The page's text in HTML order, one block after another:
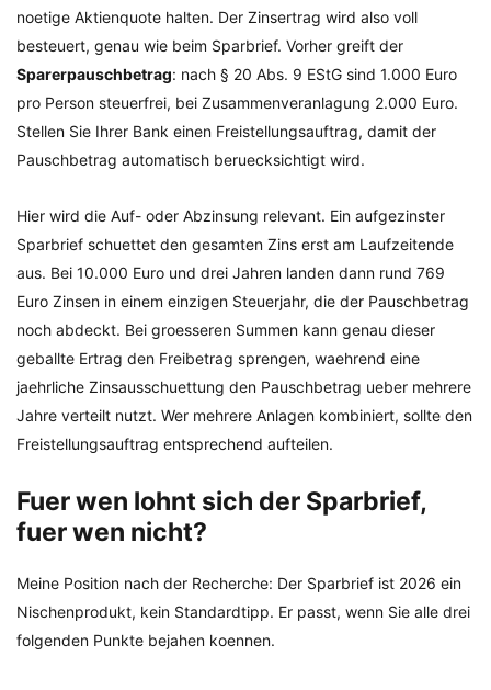
noetige Aktienquote halten. Der Zinsertrag wird also voll
besteuert, genau wie beim Sparbrief. Vorher greift der
Sparerpauschbetrag: nach § 20 Abs. 9 EStG sind 1.000 Euro
pro Person steuerfrei, bei Zusammenveranlagung 2.000 Euro.
Stellen Sie Ihrer Bank einen Freistellungsauftrag, damit der
Pauschbetrag automatisch beruecksichtigt wird.
Hier wird die Auf- oder Abzinsung relevant. Ein aufgezinster
Sparbrief schuettet den gesamten Zins erst am Laufzeitende
aus. Bei 10.000 Euro und drei Jahren landen dann rund 769
Euro Zinsen in einem einzigen Steuerjahr, die der Pauschbetrag
noch abdeckt. Bei groesseren Summen kann genau dieser
geballte Ertrag den Freibetrag sprengen, waehrend eine
jaehrliche Zinsausschuettung den Pauschbetrag ueber mehrere
Jahre verteilt nutzt. Wer mehrere Anlagen kombiniert, sollte den
Freistellungsauftrag entsprechend aufteilen.
Fuer wen lohnt sich der Sparbrief,
fuer wen nicht?
Meine Position nach der Recherche: Der Sparbrief ist 2026 ein
Nischenprodukt, kein Standardtipp. Er passt, wenn Sie alle drei
folgenden Punkte bejahen koennen.